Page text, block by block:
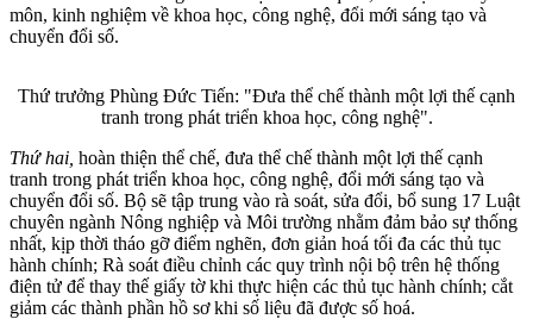
môn, kinh nghiệm về khoa học, công nghệ, đổi mới sáng tạo và
chuyển đổi số.
Thứ trưởng Phùng Đức Tiến: "Đưa thể chế thành một lợi thế cạnh
tranh trong phát triển khoa học, công nghệ".
Thứ hai, hoàn thiện thể chế, đưa thể chế thành một lợi thế cạnh
tranh trong phát triển khoa học, công nghệ, đổi mới sáng tạo và
chuyển đổi số. Bộ sẽ tập trung vào rà soát, sửa đổi, bổ sung 17 Luật
chuyên ngành Nông nghiệp và Môi trường nhằm đảm bảo sự thống
nhất, kịp thời tháo gỡ điểm nghẽn, đơn giản hoá tối đa các thủ tục
hành chính; Rà soát điều chỉnh các quy trình nội bộ trên hệ thống
điện tử để thay thế giấy tờ khi thực hiện các thủ tục hành chính; cắt
giảm các thành phần hồ sơ khi số liệu đã được số hoá.